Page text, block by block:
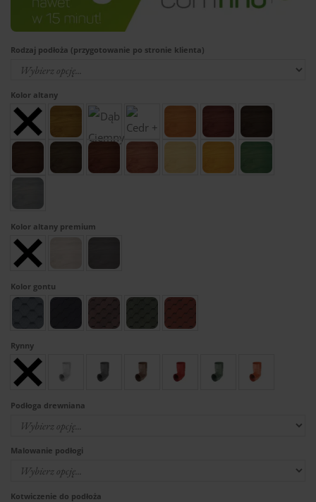
Rodzaj podłoża (przygotowanie po stronie klienta)
Kolor altany
Kolor altany premium
Kolor gontu
Rynny
Podłoga drewniana
Malowanie podłogi
Kotwiczenie do podłoża